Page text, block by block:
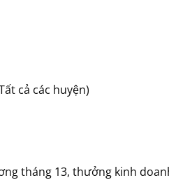
cả các huyện)
tháng 13, thưởng kinh